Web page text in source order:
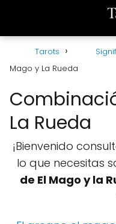
Tarots
Mago y La Rueda
La Rueda
¡Bienvenido
lo que necesitas
de El Mago y la